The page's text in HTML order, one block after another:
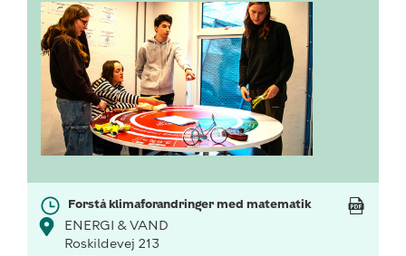
Forstå klimaforandringer med matematik
ENERGI & VAND
Roskildevej 213